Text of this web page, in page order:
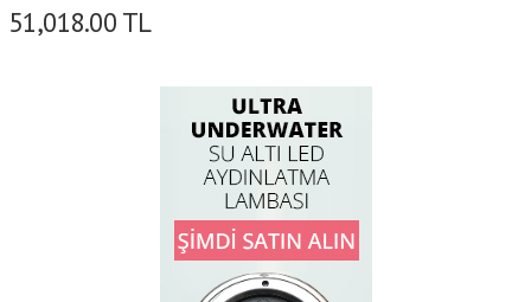
51,018.00 TL